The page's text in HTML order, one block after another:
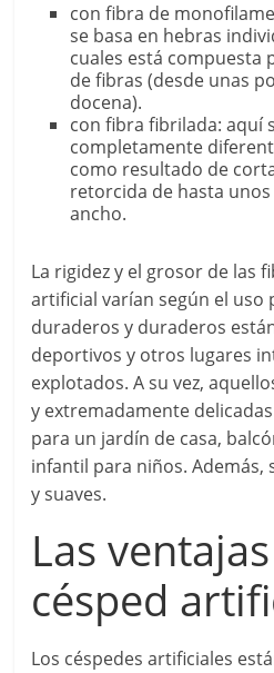
con fibra de
se basa en hebras
cuales está compuesta
de fibras (desde unas
docena).
con fibra fibrilada: aquí
completamente
como resultado de
retorcida de hasta
ancho.
La rigidez y el grosor de las
artificial varían según el uso
duraderos y duraderos
deportivos y otros lugares
explotados. A su vez,
y extremadamente
para un jardín de casa,
infantil para niños. Además,
y suaves.
Las
césped
Los céspedes artificiales